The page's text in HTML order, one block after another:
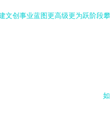
文创事业蓝图更高级更为跃阶段